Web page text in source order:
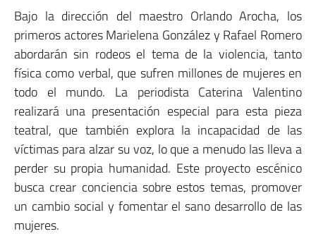
Bajo la dirección del maestro Orlando Arocha, los
primeros actores Marielena González y Rafael Romero
abordarán sin rodeos el tema de la violencia, tanto
física como verbal, que sufren millones de mujeres en
todo el mundo. La periodista Caterina Valentino
realizará una presentación especial para esta pieza
teatral, que también explora la incapacidad de las
víctimas para alzar su voz, lo que a menudo las lleva a
perder su propia humanidad. Este proyecto escénico
busca crear conciencia sobre estos temas, promover
un cambio social y fomentar el sano desarrollo de las
mujeres.